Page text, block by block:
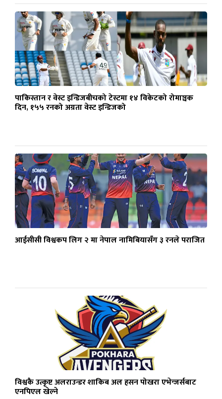
पाकिस्तान र वेस्ट इन्डिजबीचको टेस्टमा १४ विकेटको रोमाञ्चक
दिन, १५५ रनको अग्रता वेस्ट इन्डिजको
आईसीसी विश्वकप लिग २ मा नेपाल नामिबियासँग ३ रनले पराजित
विश्वकै उत्कृष्ट अलराउन्डर शाकिब अल हसन पोखरा एभेन्जर्सबाट
एनपिएल खेल्ने